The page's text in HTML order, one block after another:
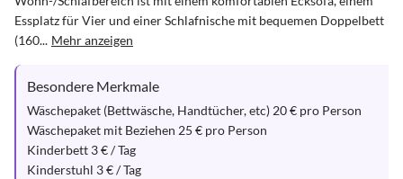
Essplatz für Vier und einer Schlafnische mit bequemen Doppelbett
(160... Mehr anzeigen
Besondere Merkmale
Wäschepaket (Bettwäsche, Handtücher, etc) 20 € pro Person
Wäschepaket mit Beziehen 25 € pro Person
Kinderbett 3 € / Tag
Kinderstuhl 3 € / Tag